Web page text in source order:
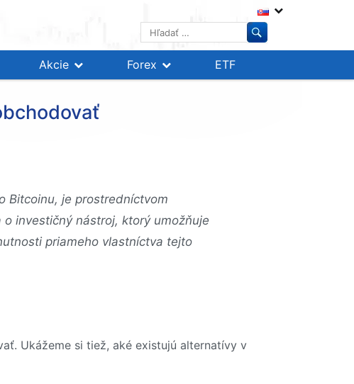
Hľadať:
Akcie Forex
ETF
Bitcoinu, je prostredníctvom
o investičný nástroj, ktorý umožňuje
priameho vlastníctva tejto
Ukážeme si tiež, aké existujú alternatívy v